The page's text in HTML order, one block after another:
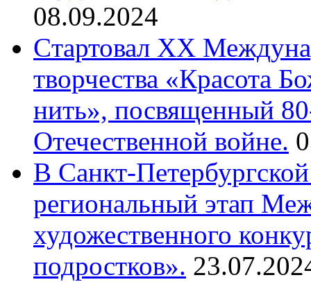
08.09.2024
Cтартовал XX
творчества «Красота
нить», посвященный
Отечественной войне.
В Санкт-
региональный этап
художественного
подростков».